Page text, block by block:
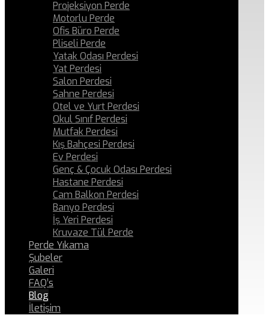
Projeksiyon Perde
Motorlu Perde
Ofis Büro Perde
Pliseli Perde
Yatak Odası Perdesi
Yat Perdesi
Salon Perdesi
Sahne Perdesi
Otel ve Yurt Perdesi
Okul Sınıf Perdesi
Mutfak Perdesi
Kış Bahçesi Perdesi
Ev Perdesi
Genç & Çocuk Odası Perdesi
Hastane Perdesi
Cam Balkon Perdesi
Banyo Perdesi
İş Yeri Perdesi
Kruvaze Tül Perde
Perde Yıkama
Şubeler
Galeri
FAQ’s
Blog
İletişim